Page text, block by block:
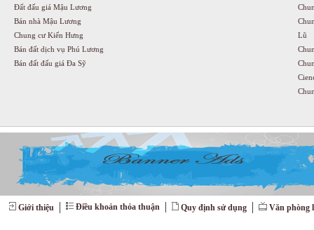
Đất đấu giá Mậu Lương
Bán nhà Mậu Lương
Chung cư Kiến Hưng
Bán đất dịch vụ Phú Lương
Bán đất đấu giá Đa Sỹ
Lũ
Giới thiệu Điều khoản thỏa thuận Quy định sử dụng Văn phòng